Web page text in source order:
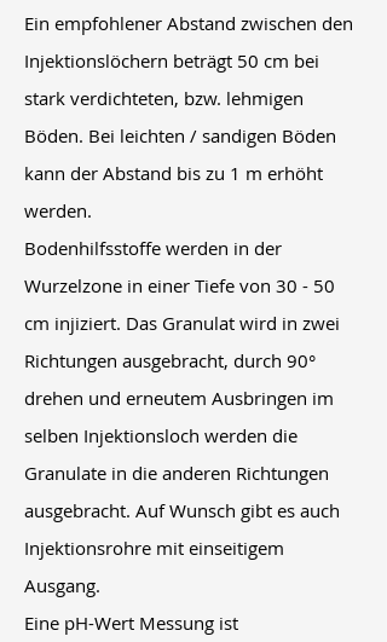
Ein empfohlener Abstand zwischen den
Injektionslöchern beträgt 50 cm bei
stark verdichteten, bzw. lehmigen
Böden. Bei leichten / sandigen Böden
kann der Abstand bis zu 1 m erhöht
werden.
Bodenhilfsstoffe werden in der
Wurzelzone in einer Tiefe von 30 - 50
cm injiziert. Das Granulat wird in zwei
Richtungen ausgebracht, durch 90°
drehen und erneutem Ausbringen im
selben Injektionsloch werden die
Granulate in die anderen Richtungen
ausgebracht. Auf Wunsch gibt es auch
Injektionsrohre mit einseitigem
Ausgang.
Eine pH-Wert Messung ist